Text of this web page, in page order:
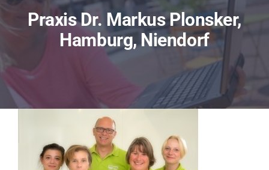
Service
Über uns
Praxis Dr. Markus Plonsker,
Hamburg, Niendorf